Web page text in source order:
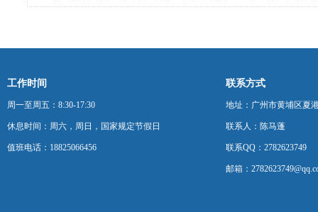
工作时间
周一至周五：8:30-17:30
休息时间：周六，周日，国家规定节假日
值班电话：18825066456
联系方式
地址：广州市黄埔区夏
联系人：陈马蓬
联系QQ：2782623749
邮箱：